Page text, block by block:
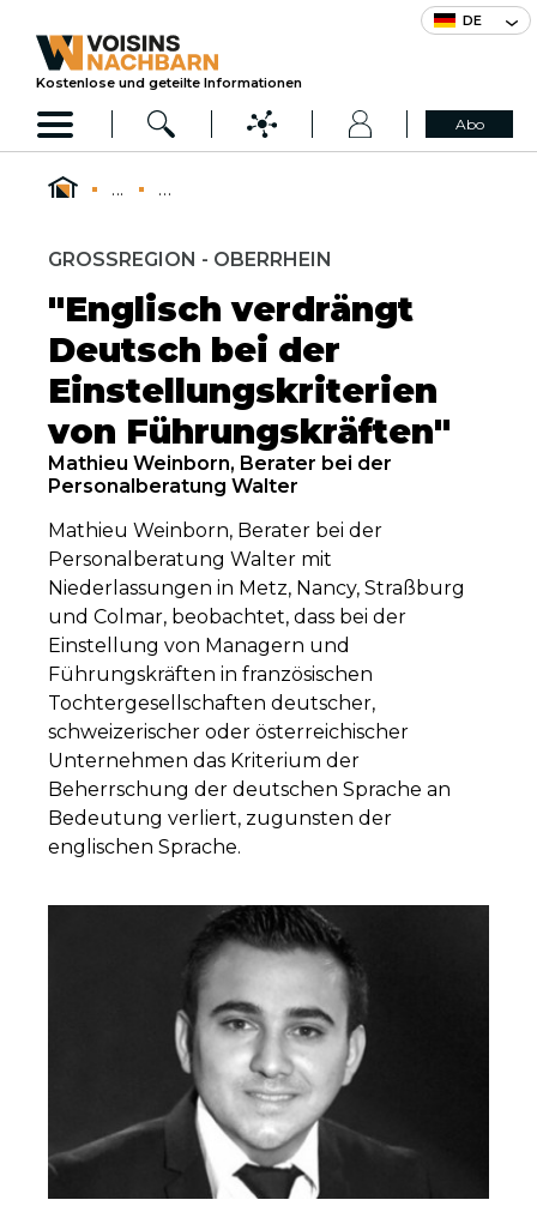
DE
Kostenlose und geteilte Informationen
Abo
... ...
GROSSREGION - OBERRHEIN
"Englisch verdrängt
Deutsch bei der
Einstellungskriterien
von Führungskräften"
Mathieu Weinborn, Berater bei der
Personalberatung Walter
Mathieu Weinborn, Berater bei der
Personalberatung Walter mit
Niederlassungen in Metz, Nancy, Straßburg
und Colmar, beobachtet, dass bei der
Einstellung von Managern und
Führungskräften in französischen
Tochtergesellschaften deutscher,
schweizerischer oder österreichischer
Unternehmen das Kriterium der
Beherrschung der deutschen Sprache an
Bedeutung verliert, zugunsten der
englischen Sprache.